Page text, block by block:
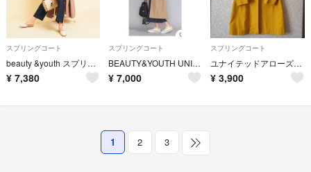
スプリングコート
beauty &youth スプリングコート
¥ 7,380
スプリングコート
BEAUTY&YOUTH UNITED ARROWSロングステンカラーコート
¥ 7,000
スプリングコート
ユナイテッドアローズ ステンカラーコート
¥ 3,900
1 2 3